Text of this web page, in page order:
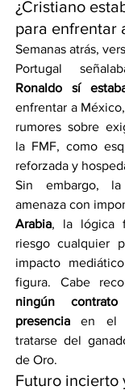
¿Cristiano
para enfrentar
Semanas atrás,
Portugal
Ronaldo sí
enfrentar a
rumores sobre
la FMF, como
reforzada y
Sin embargo,
amenaza con
Arabia, la lógica
riesgo cualquier
impacto
figura. Cabe
ningún
presencia en el
tratarse del
de Oro.
Futuro incierto